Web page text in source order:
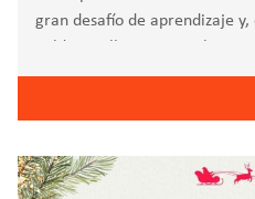
gran desafío de aprendizaje y,
educación personalizada, es
curso con la realidad que